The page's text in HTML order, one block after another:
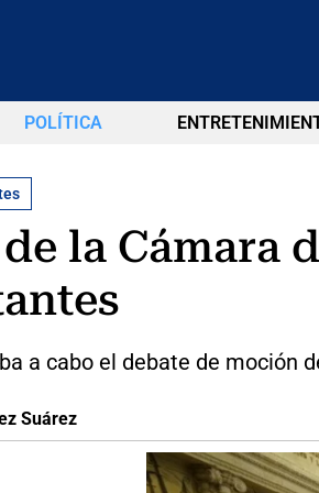
POLÍTICA
la Cámara
a cabo el debate de moción
Suárez